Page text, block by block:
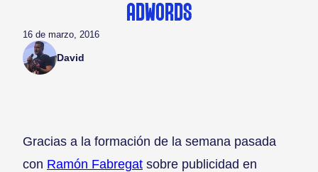
ADWORDS
16 de marzo, 2016
David
Gracias a la formación de la semana pasada
con Ramón Fabregat sobre publicidad en